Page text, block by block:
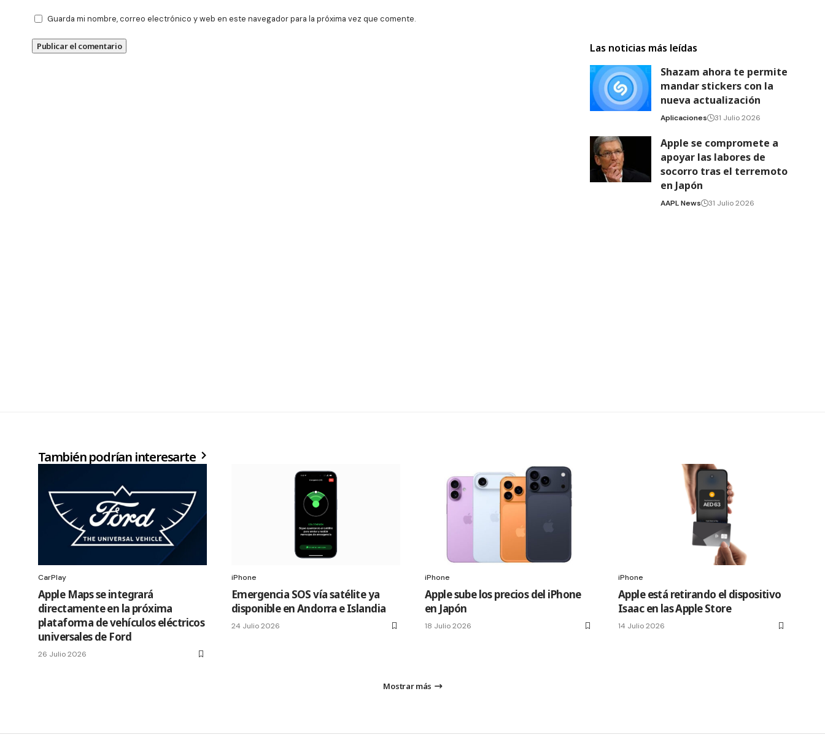
Guarda mi nombre, correo electrónico y web en este navegador para la próxima vez que comente.
Las noticias más leídas
Shazam ahora te permite
mandar stickers con la
nueva actualización
Aplicaciones 31 Julio 2026
Apple se compromete a
apoyar las labores de
socorro tras el terremoto
en Japón
AAPL News 31 Julio 2026
También podrían interesarte
CarPlay
Apple Maps se integrará
directamente en la próxima
plataforma de vehículos eléctricos
universales de Ford
26 Julio 2026
iPhone
Emergencia SOS vía satélite ya
disponible en Andorra e Islandia
24 Julio 2026
iPhone
Apple sube los precios del iPhone
en Japón
18 Julio 2026
iPhone
Apple está retirando el dispositivo
Isaac en las Apple Store
14 Julio 2026
Mostrar más